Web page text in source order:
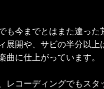
も今までとはまた違っ
展開や、サビの半分以上
曲に仕上がっています。
レコーディングでもスタ